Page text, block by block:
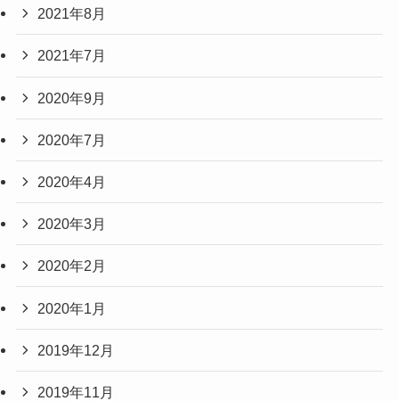
2021年8月
2021年7月
2020年9月
2020年7月
2020年4月
2020年3月
2020年2月
2020年1月
2019年12月
2019年11月